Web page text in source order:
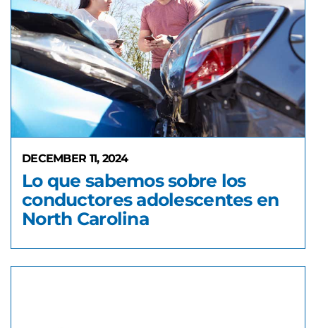
DECEMBER 11, 2024
Lo que sabemos sobre los
conductores adolescentes en
North Carolina